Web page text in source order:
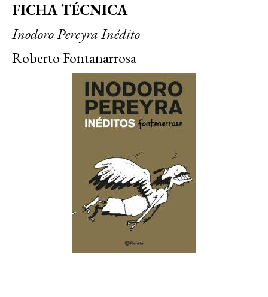
FICHA TÉCNICA
Inodoro Pereyra Inédito
Roberto Fontanarrosa